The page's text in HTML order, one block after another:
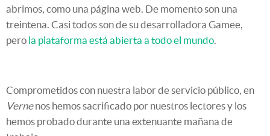
abrimos, como una página web. De momento son una
treintena. Casi todos son de su desarrolladora Gamee,
pero la plataforma está abierta a todo el mundo.
Comprometidos con nuestra labor de servicio público, en
Vernenos hemos sacrificado por nuestros lectores y los
hemos probado durante una extenuante mañana de